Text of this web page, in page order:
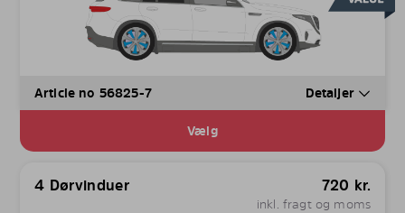
Article no 56825-7 Detaljer
Vælg
4 Dørvinduer 720 kr.
inkl. fragt og moms